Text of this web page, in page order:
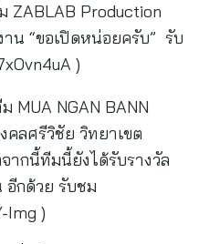
ZABLAB Production
น “ขอเปิดหน่อยครับ” รับ
)
MUA NGAN BANN
คลศรีวิชัย วิทยาเขต
ากนี้ทีมนี้ยังได้รับรางวัล
อีกด้วย รับชม
Img )